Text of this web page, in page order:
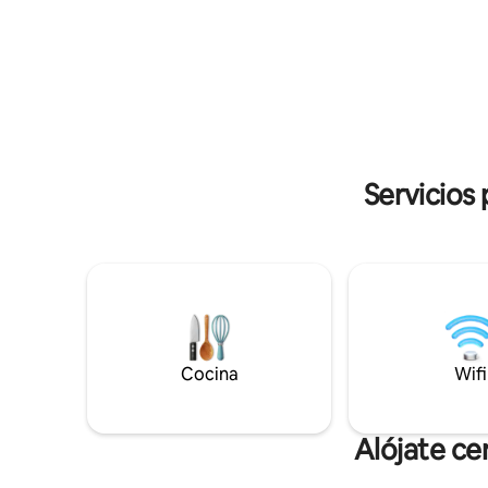
Secadores de pelo, toallas, jabón líquido.
Dormitorios: TV por cable, TV Samsung
esperando en la entrada principal del
edificio y te ayudaré con tu equipaje. A
continuación, te explicaré lo más
importante sobre el apartamento, los
ayudarte con el transporte desde y hacia
Servicios
Cocina Wifi
Alójate